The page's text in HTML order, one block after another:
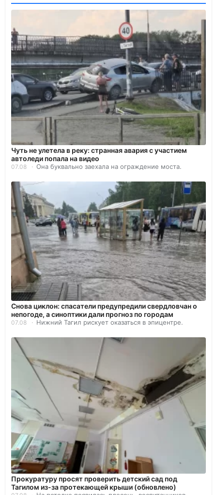
Чуть не улетела в реку: странная авария с участием
автоледи попала на видео
07.08 Она буквально заехала на ограждение моста.
Снова циклон: спасатели предупредили свердловчан о
непогоде, а синоптики дали прогноз по городам
07.08 Нижний Тагил рискует оказаться в эпицентре.
Прокуратуру просят проверить детский сад под
Тагилом из-за протекающей крыши (обновлено)